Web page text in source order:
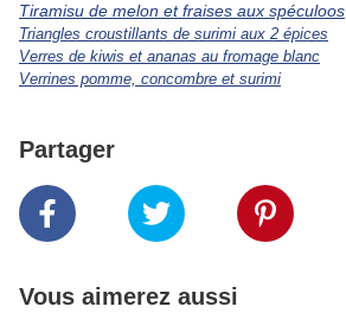
Tiramisu de melon et fraises aux spéculoos
Triangles croustillants de surimi aux 2 épices
Verres de kiwis et ananas au fromage blanc
Verrines pomme, concombre et surimi
Partager
Vous aimerez aussi